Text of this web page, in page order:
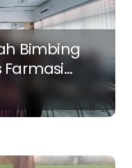
Bimbing
Farmasi
dan